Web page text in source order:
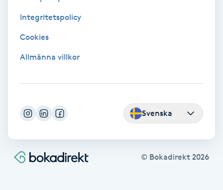
Olaplexbehandling
Ombre
Ombre brows
Optiker
Integritetspolicy
Cookies
Allmänna villkor
Svenska
© Bokadirekt 2026